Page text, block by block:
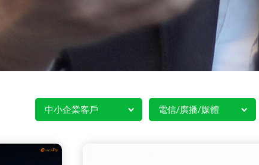
中小企業客戶 電信/廣播/媒體